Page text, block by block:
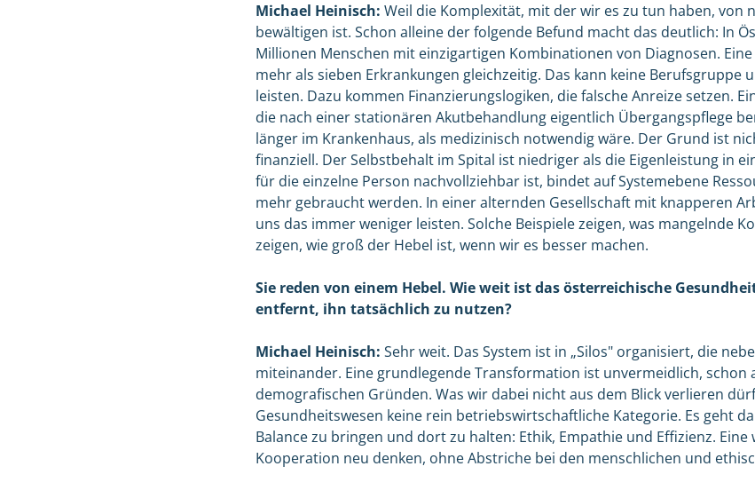
Michael Heinisch: Weil die Komplexität, mit der wir es zu tun haben, von
bewältigen ist. Schon alleine der folgende Befund macht das deutlich: In
Millionen Menschen mit einzigartigen Kombinationen von Diagnosen.
mehr als sieben Erkrankungen gleichzeitig. Das kann keine Berufsgruppe
leisten. Dazu kommen Finanzierungslogiken, die falsche Anreize setzen.
die nach einer stationären Akutbehandlung eigentlich Übergangspflege
länger im Krankenhaus, als medizinisch notwendig wäre. Der Grund ist
finanziell. Der Selbstbehalt im Spital ist niedriger als die Eigenleistung in
für die einzelne Person nachvollziehbar ist, bindet auf Systemebene
mehr gebraucht werden. In einer alternden Gesellschaft mit knapperen
uns das immer weniger leisten. Solche Beispiele zeigen, was mangelnde
zeigen, wie groß der Hebel ist, wenn wir es besser machen.
Sie reden von einem Hebel. Wie weit ist das österreichische
entfernt, ihn tatsächlich zu nutzen?
Michael Heinisch: Sehr weit. Das System ist in „Silos" organisiert, die
miteinander. Eine grundlegende Transformation ist unvermeidlich, schon
demografischen Gründen. Was wir dabei nicht aus dem Blick verlieren
Gesundheitswesen keine rein betriebswirtschaftliche Kategorie. Es geht
Balance zu bringen und dort zu halten: Ethik, Empathie und Effizienz. Eine
Kooperation neu denken, ohne Abstriche bei den menschlichen und